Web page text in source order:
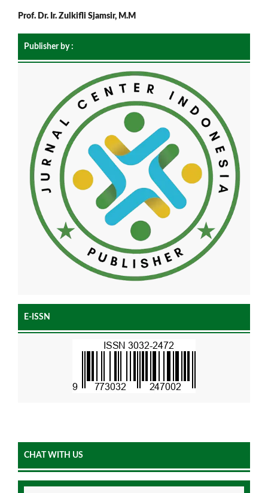
Prof. Dr. Ir. Zulkifli Sjamsir, M.M
Publisher by :
E-ISSN
CHAT WITH US